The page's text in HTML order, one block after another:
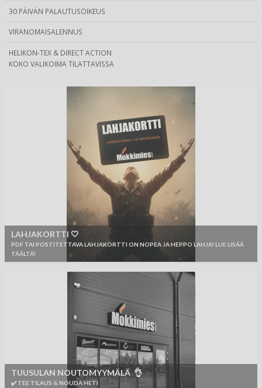
30 PÄIVÄN PALAUTUSOIKEUS
VIRANOMAISALENNUS
HELIKON-TEX & DIRECT ACTION
KOKO VALIKOIMA TILATTAVISSA
LAHJAKORTTI 🤍
PDF TAI POSTITETTAVA LAHJAKORTTI ON NOPEA JA HEPPO LAHJA! LUE LISÄÄ
TÄÄLTÄ!
TUUSULAN NOUTOMYYMÄLÄ 👌
✔️ TEE TILAUS & NOUDA HETI